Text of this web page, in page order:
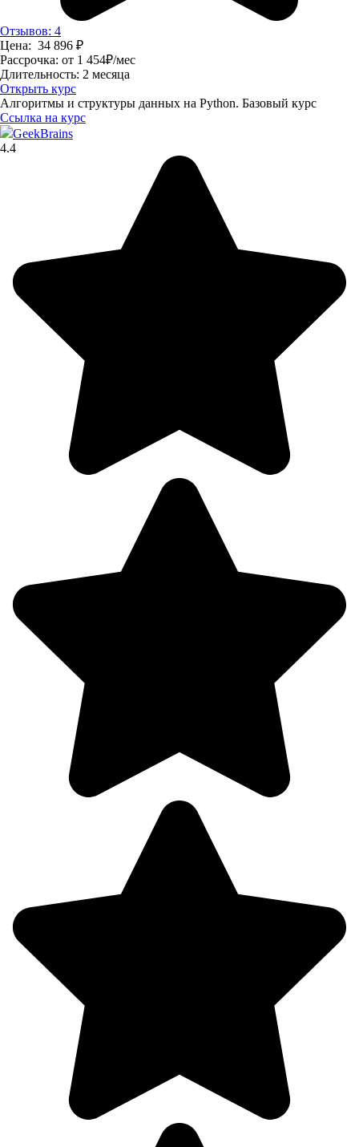
Отзывов: 4
Цена: 34 896 ₽
Рассрочка: от 1 454₽/мес
Длительность: 2 месяца
Открыть курс
Алгоритмы и структуры данных на Python. Базовый курс
Ссылка на курс
GeekBrains
4.4